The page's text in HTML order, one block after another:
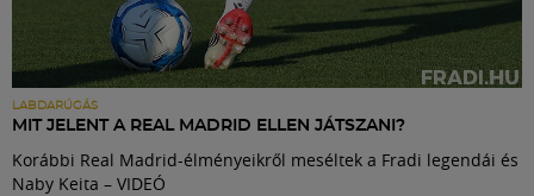
LABDARÚGÁS
MIT JELENT A REAL MADRID ELLEN JÁTSZANI?
Korábbi Real Madrid-élményeikről meséltek a Fradi legendái és
Naby Keita – VIDEÓ
Szolgáltatások
Shop
Közösség